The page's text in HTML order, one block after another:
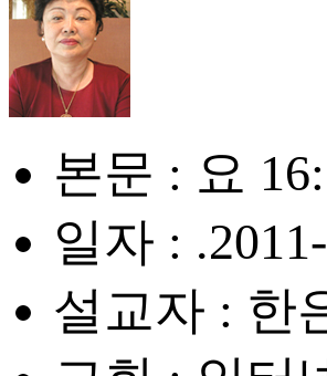
본문 : 요
일자 :
설교자 : 한